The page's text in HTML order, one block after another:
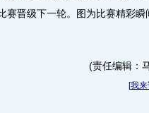
晋级下一轮。图为比赛精彩瞬
(责任编辑：
[我来